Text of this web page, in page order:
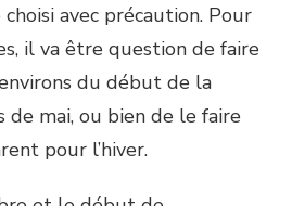
avec précaution. Pour
il va être question de faire
du début de la
de mai, ou bien de le faire
pour l’hiver.